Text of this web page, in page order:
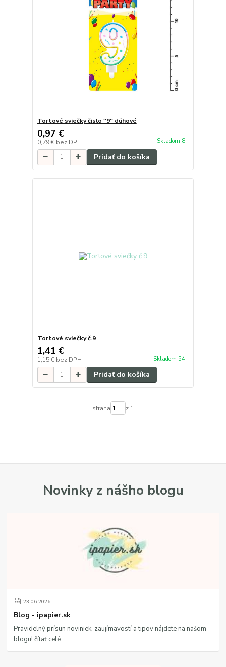
Tortové sviečky čislo ''9'' dúhové
0,97 €
0,79 € bez DPH Skladom 8
Pridať do košíka
Tortové sviečky č.9
1,41 €
1,15 € bez DPH Skladom 54
Pridať do košíka
strana z 1
Novinky z nášho blogu
23.06.2026
Blog - ipapier.sk
Pravidelný prísun noviniek, zaujímavostí a tipov nájdete na našom
blogu!čítať celé